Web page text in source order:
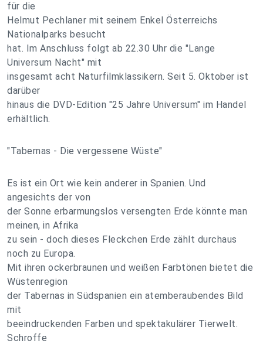
für die
Helmut Pechlaner mit seinem Enkel Österreichs
Nationalparks besucht
hat. Im Anschluss folgt ab 22.30 Uhr die "Lange
Universum Nacht" mit
insgesamt acht Naturfilmklassikern. Seit 5. Oktober ist
darüber
hinaus die DVD-Edition "25 Jahre Universum" im Handel
erhältlich.
"Tabernas - Die vergessene Wüste"
Es ist ein Ort wie kein anderer in Spanien. Und
angesichts der von
der Sonne erbarmungslos versengten Erde könnte man
meinen, in Afrika
zu sein - doch dieses Fleckchen Erde zählt durchaus
noch zu Europa.
Mit ihren ockerbraunen und weißen Farbtönen bietet die
Wüstenregion
der Tabernas in Südspanien ein atemberaubendes Bild
mit
beeindruckenden Farben und spektakulärer Tierwelt.
Schroffe